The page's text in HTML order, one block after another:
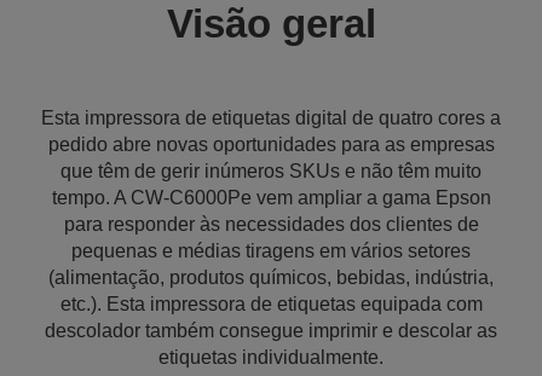
Visão geral
Esta impressora de etiquetas digital de quatro cores a
pedido abre novas oportunidades para as empresas
que têm de gerir inúmeros SKUs e não têm muito
tempo. A CW-C6000Pe vem ampliar a gama Epson
para responder às necessidades dos clientes de
pequenas e médias tiragens em vários setores
(alimentação, produtos químicos, bebidas, indústria,
etc.). Esta impressora de etiquetas equipada com
descolador também consegue imprimir e descolar as
etiquetas individualmente.